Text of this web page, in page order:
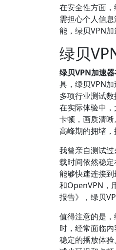
在安全性方面
需担心个人信
能，绿贝VPN
绿贝
绿贝VPN加速
具，绿贝VPN
多项行业测试
在实际体验中
卡顿，画质清
高峰期的拥堵，
我曾亲自测试
载时间依然稳
能够快速连接
和OpenVPN，
报告》，绿贝
值得注意的是
时，经常面临
稳定的播放体